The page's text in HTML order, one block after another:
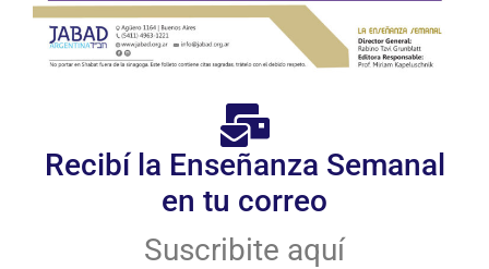
Recibí la Enseñanza Semanal
en tu correo
Suscribite aquí